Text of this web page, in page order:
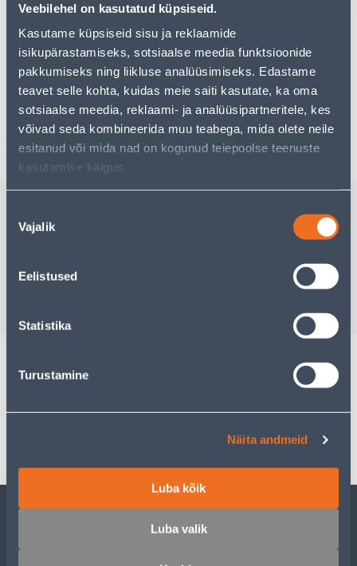
Veebilehel on kasutatud küpsiseid.
Kasutame küpsiseid sisu ja reklaamide
isikupärastamiseks, sotsiaalse meedia funktsioonide
pakkumiseks ning liikluse analüüsimiseks. Edastame
teavet selle kohta, kuidas meie saiti kasutate, ka oma
sotsiaalse meedia, reklaami- ja analüüsipartneritele, kes
võivad seda kombineerida muu teabega, mida olete neile
esitanud või mida nad on kogunud teiepoolse teenuste
kasutamise käigus.
valik
Vajalik
Eelistused
Statistika
Turustamine
Näita andmeid
Luba kõik
Luba valik
Teie ostlemisrõõm ei pea aga siin lõppema - oma
uurimistööd saate jätkata, naastes
avalehele
kasutades meie võimsat otsingufunktsiooni, et leida
veelgi meelepärasemad valikuid. Head ostlemist!
Tarne pole võimalik
.66 €